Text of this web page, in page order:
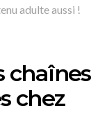
adulte aussi !
chaînes
chez